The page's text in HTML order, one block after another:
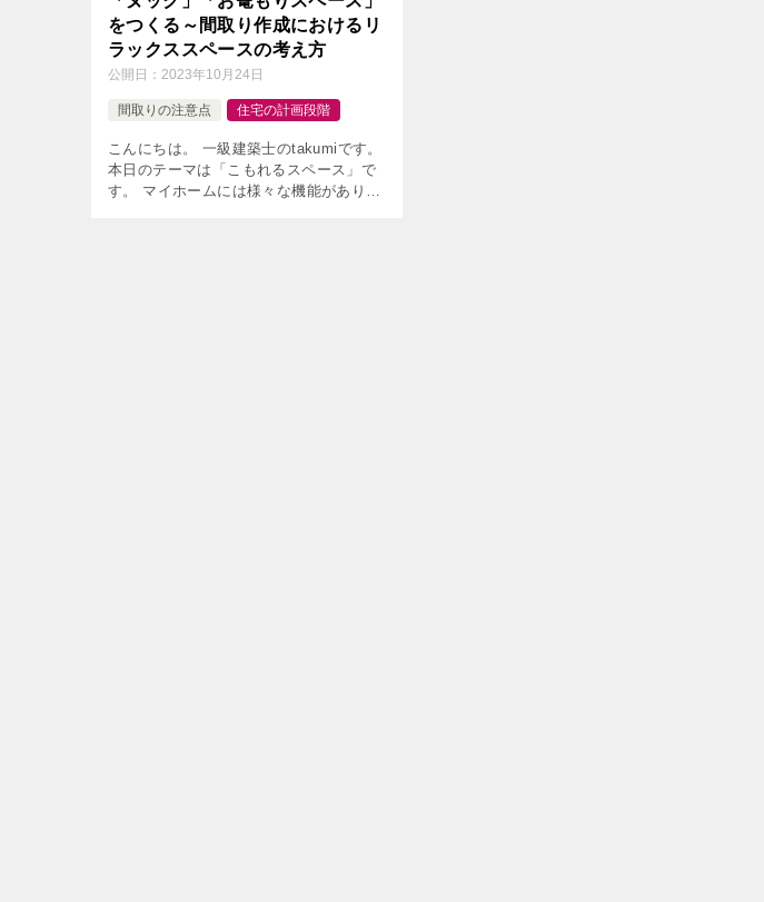
をつくる～間取り作成におけるリ
ラックススペースの考え方
公開日： 2023年10月24日
間取りの注意点 住宅の計画段階
こんにちは。 一級建築士のtakumiです。
本日のテーマは「こもれるスペース」で
す。 マイホームには様々な機能がありま